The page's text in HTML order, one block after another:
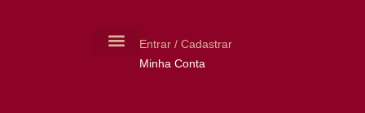
Entrar / Cadastrar
Minha Conta